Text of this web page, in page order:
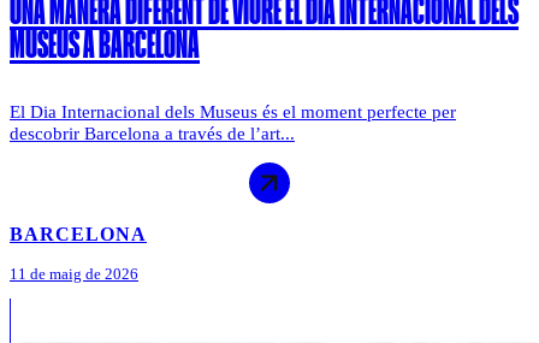
UNA MANERA DIFERENT DE VIURE EL DIA INTERNACIONAL DELS
MUSEUS A BARCELONA
El Dia Internacional dels Museus és el moment perfecte per
descobrir Barcelona a través de l’art...
BARCELONA
11 de maig de 2026